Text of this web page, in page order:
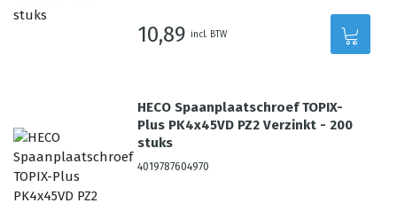
10,89 incl. BTW
HECO Spaanplaatschroef TOPIX-
Plus PK4x45VD PZ2 Verzinkt - 200
stuks
4019787604970